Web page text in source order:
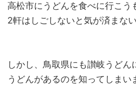
高松市にうどんを食べに行こう
2軒はしごしないと気が済まない
しかし、鳥取県にも讃岐うどん
うどんがあるのを知ってしまい